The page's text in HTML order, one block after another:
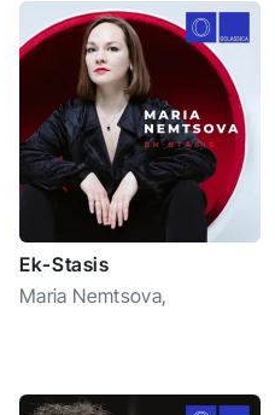
Ek-Stasis
Maria Nemtsova,